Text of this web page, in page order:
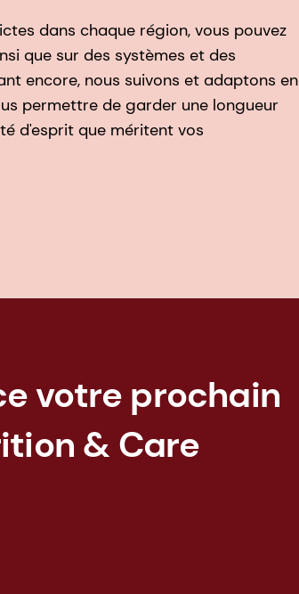
dans chaque région, vous pouvez
que sur des systèmes et des
encore, nous suivons et adaptons en
permettre de garder une longueur
d'esprit que méritent vos
votre prochain
& Care